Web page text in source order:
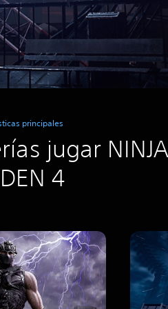
principales
jugar NINJA
4